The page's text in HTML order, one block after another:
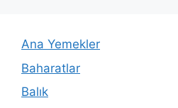
Ana Yemekler
Baharatlar
Balık